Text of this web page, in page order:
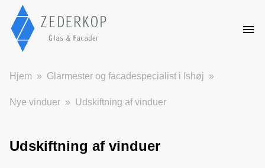
Hjem Glarmester og facadespecialist i Ishøj
Nye vinduer Udskiftning af vinduer
Udskiftning af vinduer